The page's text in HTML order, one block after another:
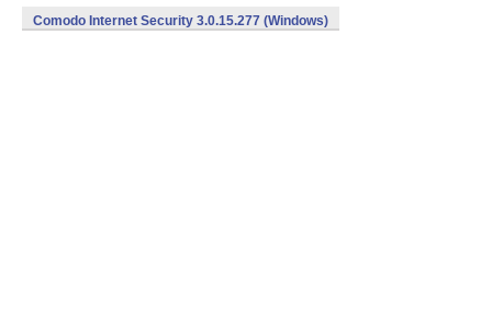
Comodo Internet Security 3.0.15.277 (Windows)